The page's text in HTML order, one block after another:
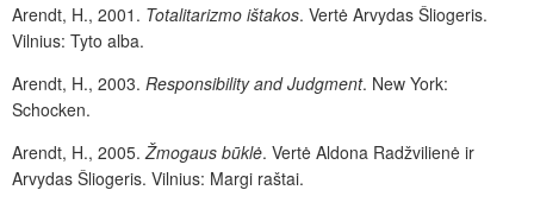
Arendt, H., 2001. Totalitarizmo ištakos. Vertė Arvydas Šliogeris.
Vilnius: Tyto alba.
Arendt, H., 2003. Responsibility and Judgment. New York:
Schocken.
Arendt, H., 2005. Žmogaus būklė. Vertė Aldona Radžvilienė ir
Arvydas Šliogeris. Vilnius: Margi raštai.